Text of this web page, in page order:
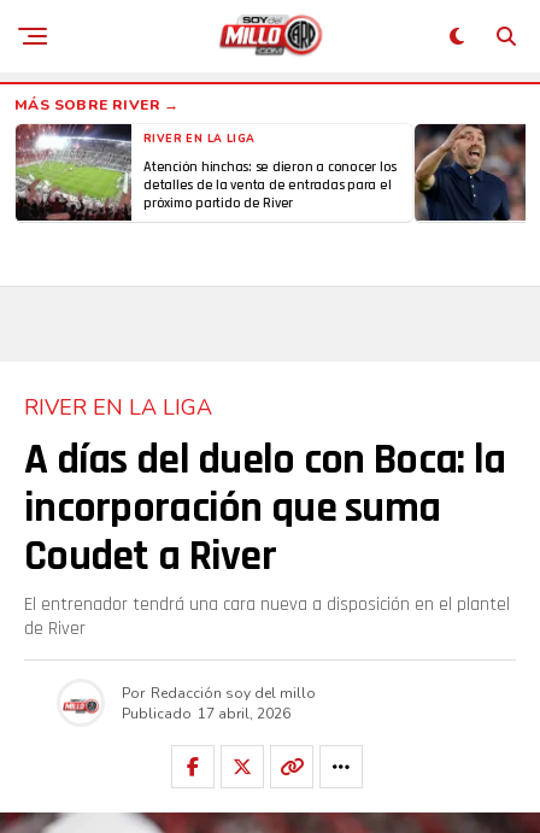
RIVER EN LA LIGA
Atención hinchas: se dieron a conocer los
detalles de la venta de entradas para el
próximo partido de River
RIVER EN LA LIGA
A días del duelo con Boca: la
incorporación que suma
Coudet a River
El entrenador tendrá una cara nueva a disposición en el plantel
de River
Por Redacción soy del millo
Publicado 17 abril, 2026